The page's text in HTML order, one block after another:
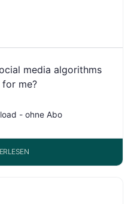
media algorithms
for me?
- ohne Abo